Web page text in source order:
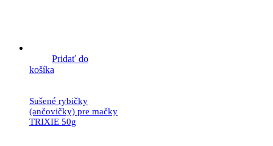
Pridať do
košíka
Sušené rybičky
(ančovičky) pre mačky
TRIXIE 50g